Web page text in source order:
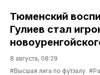
Тюменский
Гулиев стал
8 августа, 08:29
#Высшая лига по футзалу